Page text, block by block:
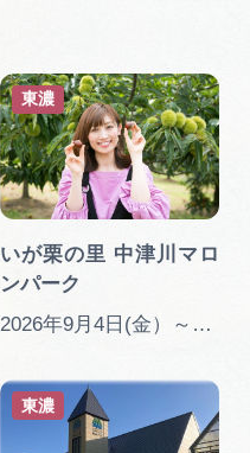
いが栗の里 中津川マロ
ンパーク
東濃
2026年9月4日(金）～10月7日(…
東濃